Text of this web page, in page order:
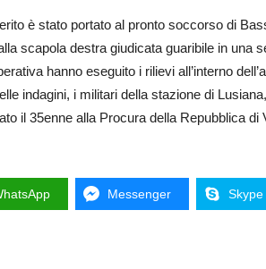
è stato portato al pronto soccorso di
scapola destra giudicata guaribile in una
hanno eseguito i rilievi all’interno
indagini, i militari della stazione di
il 35enne alla Procura della Repubblica
Messenger Skype